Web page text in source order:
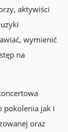
aktywiści
wymienić
na
pokolenia jak i
oraz